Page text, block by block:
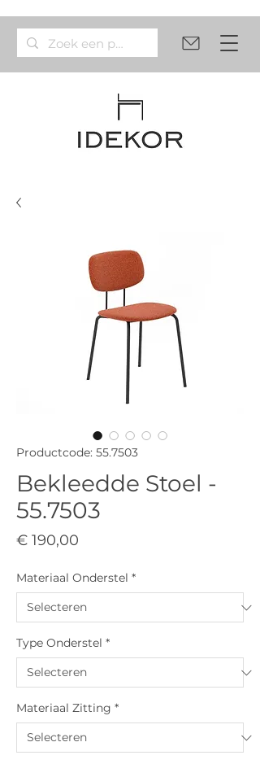
Productcode: 55.7503
Bekleedde Stoel -
55.7503
€ 190,00
Materiaal Onderstel *
Type Onderstel *
Materiaal Zitting *